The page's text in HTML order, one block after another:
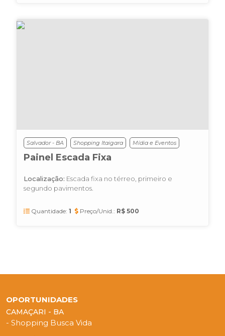
Salvador - BA Shopping Itaigara Mídia e Eventos
Painel Escada Fixa
Localização: Escada fixa no térreo, primeiro e
segundo pavimentos.
Quantidade: 1 Preço/Unid.: R$ 500
OPORTUNIDADES
CAMAÇARI - BA
- Shopping Busca Vida